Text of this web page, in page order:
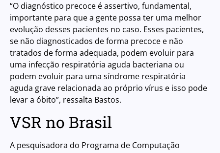
“O diagnóstico precoce é assertivo, fundamental,
importante para que a gente possa ter uma melhor
evolução desses pacientes no caso. Esses pacientes,
se não diagnosticados de forma precoce e não
tratados de forma adequada, podem evoluir para
uma infecção respiratória aguda bacteriana ou
podem evoluir para uma síndrome respiratória
aguda grave relacionada ao próprio vírus e isso pode
levar a óbito”, ressalta Bastos.
VSR no Brasil
A pesquisadora do Programa de Computação